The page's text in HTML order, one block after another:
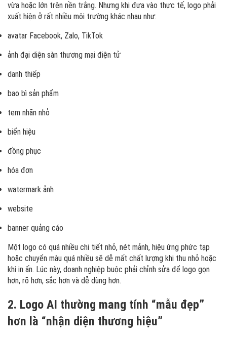
vừa hoặc lớn trên nền trắng. Nhưng khi đưa vào thực tế, logo phải
xuất hiện ở rất nhiều môi trường khác nhau như:
avatar Facebook, Zalo, TikTok
ảnh đại diện sàn thương mại điện tử
danh thiếp
bao bì sản phẩm
tem nhãn nhỏ
biển hiệu
đồng phục
hóa đơn
watermark ảnh
website
banner quảng cáo
Một logo có quá nhiều chi tiết nhỏ, nét mảnh, hiệu ứng phức tạp
hoặc chuyển màu quá nhiều sẽ dễ mất chất lượng khi thu nhỏ hoặc
khi in ấn. Lúc này, doanh nghiệp buộc phải chỉnh sửa để logo gọn
hơn, rõ hơn, sắc hơn và dễ dùng hơn.
2. Logo AI thường mang tính “mẫu đẹp”
hơn là “nhận diện thương hiệu”